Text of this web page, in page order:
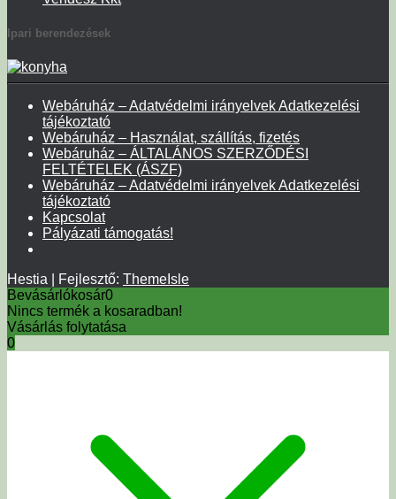
Ipari berendezések
Webáruház – Adatvédelmi irányelvek Adatkezelési
tájékoztató
Webáruház – Használat, szállítás, fizetés
Webáruház – ÁLTALÁNOS SZERZŐDÉSI
FELTÉTELEK (ÁSZF)
Webáruház – Adatvédelmi irányelvek Adatkezelési
tájékoztató
Kapcsolat
Pályázati támogatás!
Hestia | Fejlesztő: ThemeIsle
Bevásárlókosár0
Nincs termék a kosaradban!
Vásárlás folytatása
0